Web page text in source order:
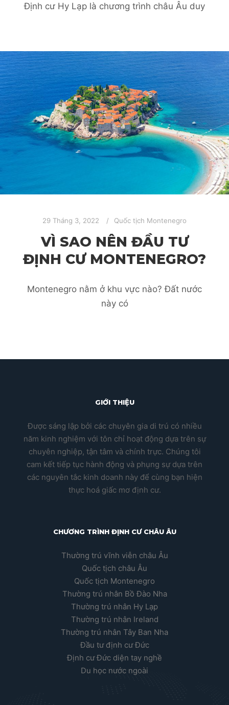
Định cư Hy Lạp là chương trình châu Âu duy
29 Tháng 3, 2022 Quốc tịch Montenegro
VÌ SAO NÊN ĐẦU TƯ
ĐỊNH CƯ MONTENEGRO?
Montenegro nằm ở khu vực nào? Đất nước
này có
CHƯƠNG TRÌNH ĐẦU TƯ
LẤY QUỐC TỊCH
MONTENEGRO CÙNG
NHỮNG QUYỀN LỢI HẤP
DẪN
Điểm thu hút lớn nhất đến nhà đầu tư là